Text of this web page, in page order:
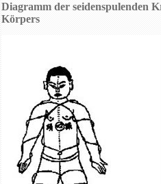
Diagramm der seidenspulenden
Körpers